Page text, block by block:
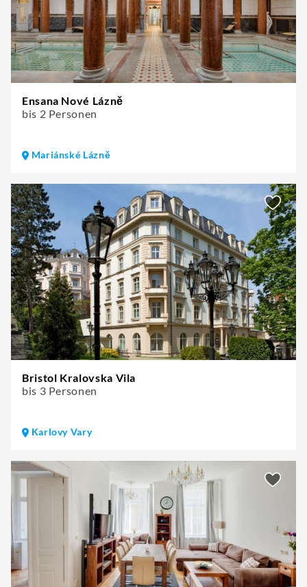
Ensana Nové Lázně
bis 2 Personen
Mariánské Lázně
Bristol Kralovska Vila
bis 3 Personen
Karlovy Vary